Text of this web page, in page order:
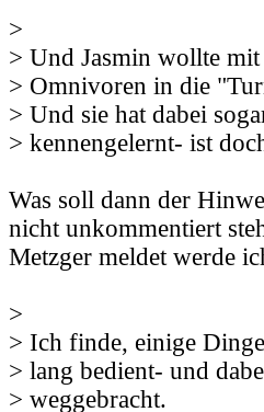
>
> Und Jasmin wollte
> Omnivoren in die
> Und sie hat dabei
> kennengelernt- ist
Was soll dann der
nicht unkommentiert
Metzger meldet werde
>
> Ich finde, einige
> lang bedient- und
> weggebracht.